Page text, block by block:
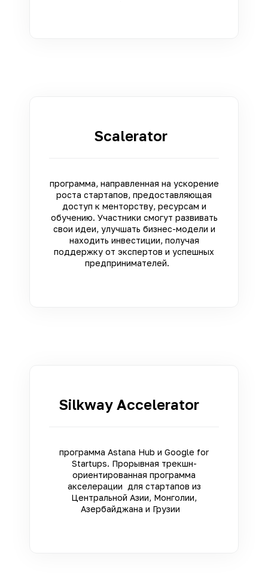
Scalerator
программа, направленная на ускорение
роста стартапов, предоставляющая
доступ к менторству, ресурсам и
обучению. Участники смогут развивать
свои идеи, улучшать бизнес-модели и
находить инвестиции, получая
поддержку от экспертов и успешных
предпринимателей.
Silkway Accelerator
программа Astana Hub и Google for
Startups. Прорывная трекшн-
ориентированная программа
акселерации для стартапов из
Центральной Азии, Монголии,
Азербайджана и Грузии